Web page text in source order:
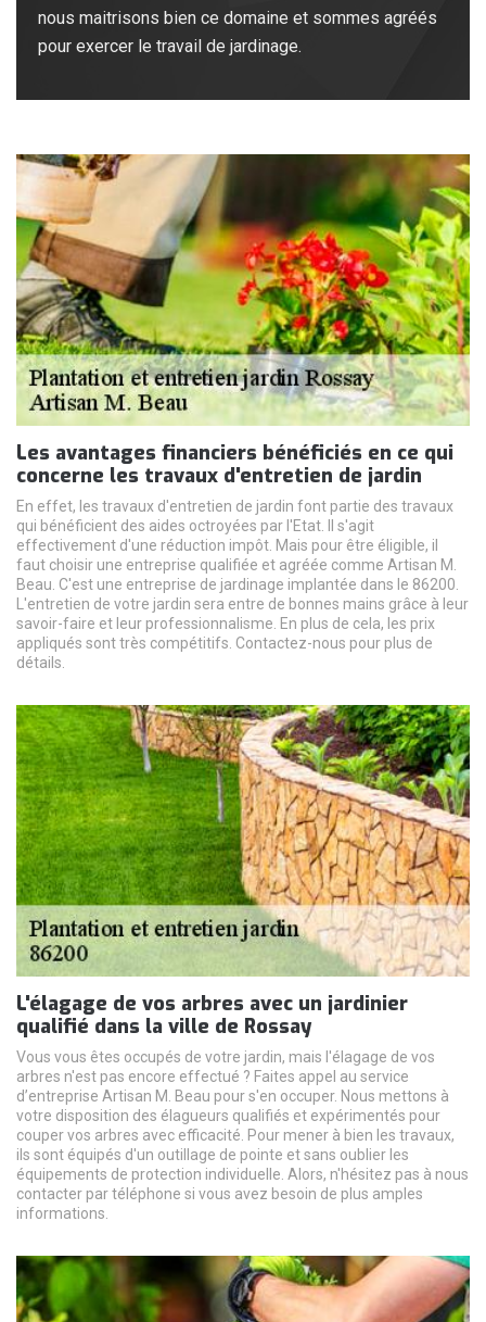
nous maitrisons bien ce domaine et sommes agréés
pour exercer le travail de jardinage.
Les avantages financiers bénéficiés en ce qui
concerne les travaux d'entretien de jardin
En effet, les travaux d'entretien de jardin font partie des travaux
qui bénéficient des aides octroyées par l'Etat. Il s'agit
effectivement d'une réduction impôt. Mais pour être éligible, il
faut choisir une entreprise qualifiée et agréée comme Artisan M.
Beau. C'est une entreprise de jardinage implantée dans le 86200.
L'entretien de votre jardin sera entre de bonnes mains grâce à leur
savoir-faire et leur professionnalisme. En plus de cela, les prix
appliqués sont très compétitifs. Contactez-nous pour plus de
détails.
L'élagage de vos arbres avec un jardinier
qualifié dans la ville de Rossay
Vous vous êtes occupés de votre jardin, mais l'élagage de vos
arbres n'est pas encore effectué ? Faites appel au service
d’entreprise Artisan M. Beau pour s'en occuper. Nous mettons à
votre disposition des élagueurs qualifiés et expérimentés pour
couper vos arbres avec efficacité. Pour mener à bien les travaux,
ils sont équipés d'un outillage de pointe et sans oublier les
équipements de protection individuelle. Alors, n'hésitez pas à nous
contacter par téléphone si vous avez besoin de plus amples
informations.